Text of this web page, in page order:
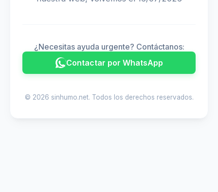
¿Necesitas ayuda urgente? Contáctanos:
Contactar por WhatsApp
© 2026 sinhumo.net. Todos los derechos reservados.